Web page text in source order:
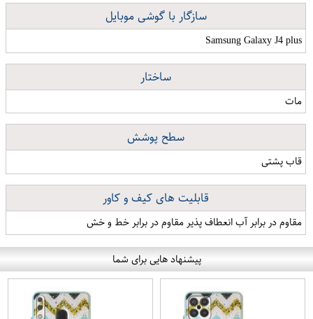
سازگار با گوشی موبایل
Samsung Galaxy J4 plus
ساختار
مات
سطح پوشش
قاب پشتی
قابلیت های کیف و کاور
مقاوم در برابر آب انعطاف پذیر مقاوم در برابر خط و خش
پیشنهاد هایی برای شما